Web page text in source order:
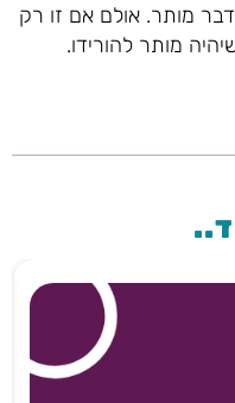
מותר. אולם אם זו רק
מותר להורידו.